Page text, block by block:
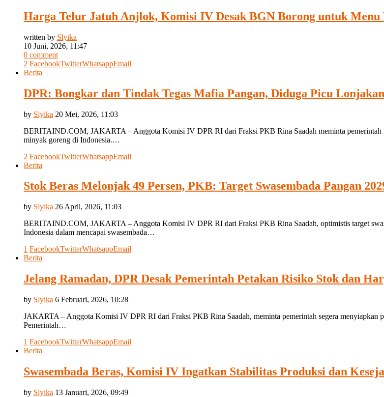
Harga Telur Jatuh Anjlok, Komisi IV Desak BGN Borong untuk Menu
written by Slyika
10 Juni, 2026, 11:47
0 comment
2 FacebookTwitterWhatsappEmail
Berita
DPR: Bongkar dan Tindak Tegas Mafia Pangan, Diduga Picu
by Slyika 20 Mei, 2026, 11:03
BERITAIND.COM, JAKARTA – Anggota Komisi IV DPR RI dari Fraksi PKB Rina Saadah meminta pemerintah
minyak goreng di Indonesia.…
2 FacebookTwitterWhatsappEmail
Berita
Stok Beras Melonjak 49 Persen, PKB: Target Swasembada Pangan
by Slyika 26 April, 2026, 11:03
BERITAIND.COM, JAKARTA – Anggota Komisi IV DPR RI dari Fraksi PKB Rina Saadah, optimistis target
Indonesia dalam mencapai swasembada…
1 FacebookTwitterWhatsappEmail
Berita
Jelang Ramadan, DPR Desak Pemerintah Petakan Risiko Stok dan
by Slyika 6 Februari, 2026, 10:28
JAKARTA – Anggota Komisi IV DPR RI dari Fraksi PKB Rina Saadah, meminta pemerintah segera menyiapkan
Pemerintah…
1 FacebookTwitterWhatsappEmail
Berita
Swasembada Beras, Komisi IV Ingatkan Stabilitas Produksi dan
by Slyika 13 Januari, 2026, 09:49